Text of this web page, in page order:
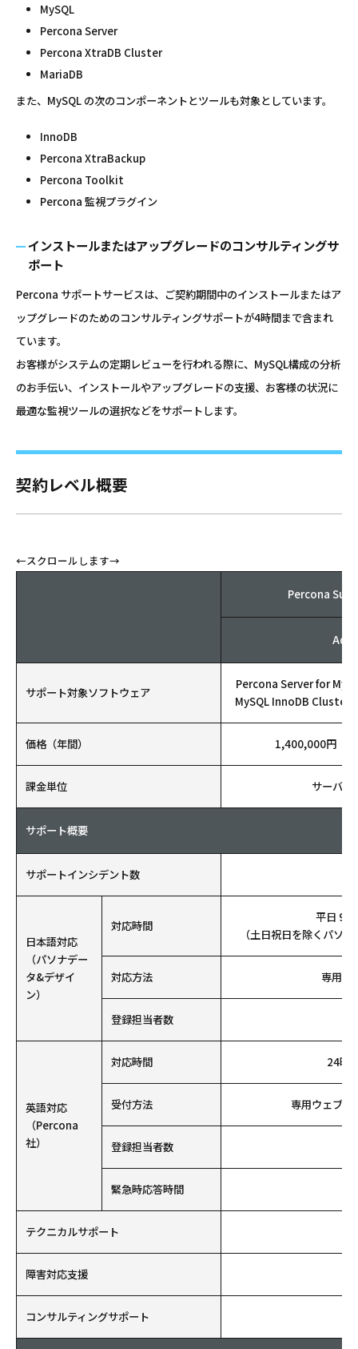
MySQL
Percona Server
Percona XtraDB Cluster
MariaDB
また、MySQL の次のコンポーネントとツールも対象としています。
InnoDB
Percona XtraBackup
Percona Toolkit
Percona 監視プラグイン
インストールまたはアップグレードのコンサルティングサ
ポート
Percona サポートサービスは、ご契約期間中のインストールまたはア
ップグレードのためのコンサルティングサポートが4時間まで含まれ
ています。
お客様がシステムの定期レビューを行われる際に、MySQL構成の分析
のお手伝い、インストールやアップグレードの支援、お客様の状況に
最適な監視ツールの選択などをサポートします。
契約レベル概要
Percona
サポート対象ソフトウェア
Percona Server for
MySQL InnoDB Cluster
価格（年間） 1,400,000円（
課金単位 サーバイ
サポート概要
サポートインシデント数
日本語対応
（パソナデー
タ&デザイ
ン）
対応時間
平日
（土日祝日を除くパソ
対応方法 専用
登録担当者数
英語対応
（Percona
社）
対応時間 24時
受付方法 専用ウェブ・
登録担当者数
緊急時応答時間
テクニカルサポート
障害対応支援
コンサルティングサポート